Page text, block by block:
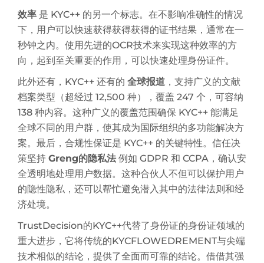
效率 是 KYC++ 的另一个标志。在不影响准确性的情况
下，用户可以快速获得获得获得的证书结果，通常在一
秒钟之内。使用先进的OCR技术来实现这种效率的方
向，起到至关重要的作用，可以快速处理身份证件。
此外还有，KYC++ 还有的 全球报道 ，支持广义的文献
档案类型（超经过 12,500 种），覆盖 247 个，可容纳
138 种内容。这种广义的覆盖范围确保 KYC++ 能满足
全球不同的用户群，使其成为国际组织的多功能解决方
案。最后，合规性保证是 KYC++ 的关键特性。信任决
策坚持 Greng的隐私法 例如 GDPR 和 CCPA，确认安
全透明地处理用户数据。这种合伙人不但可以保护用户
的隐性隐私，还可以帮忙避免潜入其中的法律法则和经
济处境。
TrustDecision的KYC++代替了身份证的身份证领域的
重大进步，它将传统的KYCFLOWEDREMENT与尖端
技术相似的结论，提供了全面而可靠的结论。借借其强